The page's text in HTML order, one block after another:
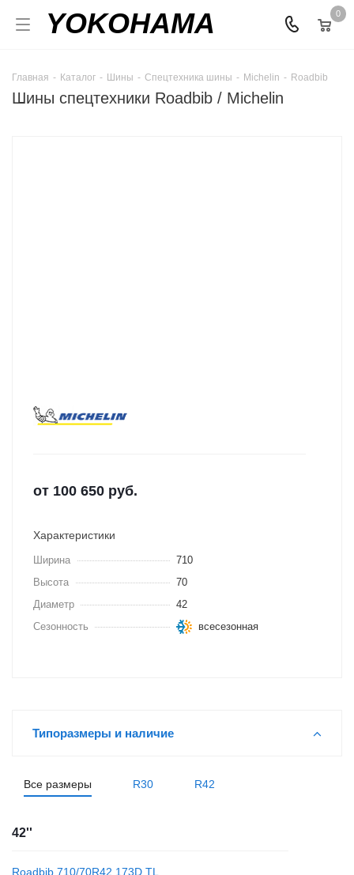
YOKOHAMA 0
Главная - Каталог - Шины - Спецтехника шины - Michelin - Roadbib
Шины спецтехники Roadbib / Michelin
от 100 650 руб.
Характеристики
Ширина
710
Высота
70
Диаметр
42
Сезонность
всесезонная
Типоразмеры и наличие
Все размеры R30 R42
42''
Roadbib 710/70R42 173D TL